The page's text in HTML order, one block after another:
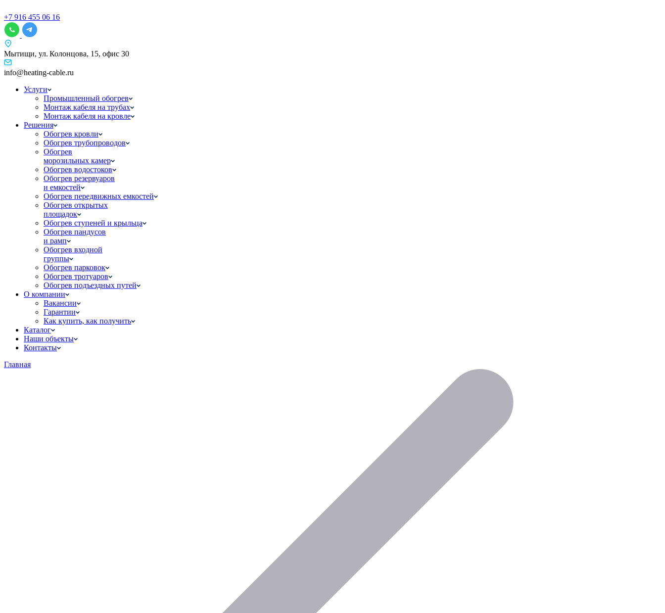
+7 916 455 06 16
Мытищи, ул. Колонцова, 15, офис 30
info@heating-cable.ru
Услуги
Промышленный обогрев
Монтаж кабеля на трубах
Монтаж кабеля на кровле
Решения
Обогрев кровли
Обогрев трубопроводов
Обогрев
морозильных камер
Обогрев водостоков
Обогрев резервуаров
и емкостей
Обогрев передвижных емкостей
Обогрев открытых
площадок
Обогрев ступеней и крыльца
Обогрев пандусов
и рамп
Обогрев входной
группы
Обогрев парковок
Обогрев тротуаров
Обогрев подъездных путей
О компании
Вакансии
Гарантии
Как купить, как получить
Каталог
Наши объекты
Контакты
Главная